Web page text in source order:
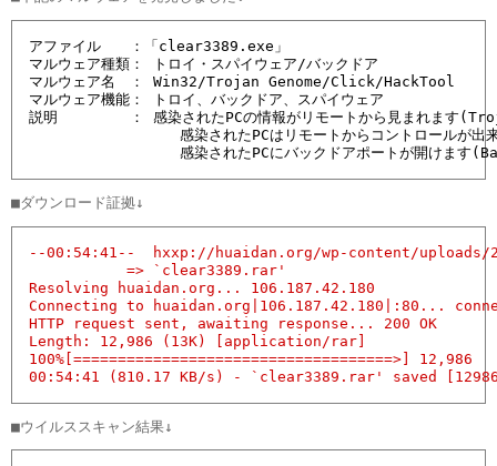
アファイル　　：「clear3389.exe」
マルウェア種類： トロイ・スパイウェア/バックドア
マルウェア名　： Win32/Trojan Genome/Click/HackTool
マルウェア機能： トロイ、バックドア、スパイウェア
説明　　　　　： 感染されたPCの情報がリモートから見まれます
感染されたPCはリモートからコントロールが出
感染されたPCにバックドアポートが開けます
--00:54:41--  hxxp://huaidan.org/wp-content/uploads/
           => `clear3389.rar'
Resolving huaidan.org... 106.187.42.180
Connecting to huaidan.org|106.187.42.180|:80...
HTTP request sent, awaiting response... 200 OK
Length: 12,986 (13K) [application/rar]
100%[====================================>]
00:54:41 (810.17 KB/s) - `clear3389.rar' saved